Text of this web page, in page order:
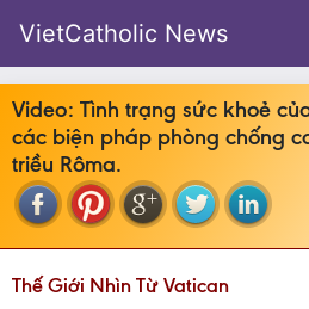
VietCatholic News
Video: Tình trạng sức khoẻ
các biện pháp phòng chống
triều Rôma.
Thế Giới Nhìn Từ Vatican